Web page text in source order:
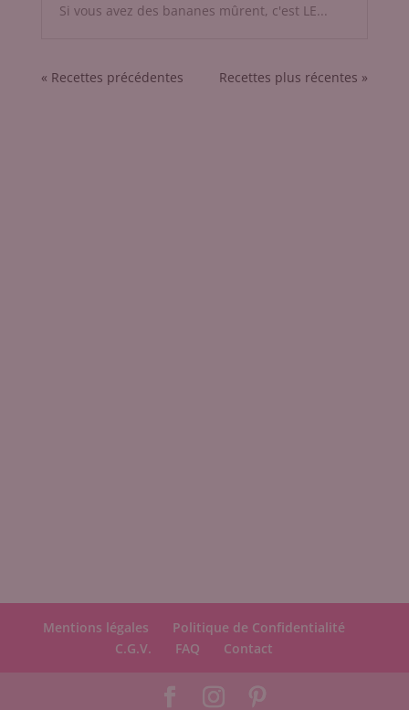
Si vous avez des bananes mûrent, c'est LE...
« Entrées précédentes Entrées suivantes »
Mentions légales
Politique de Confidentialité
C.G.V.
FAQ Contact